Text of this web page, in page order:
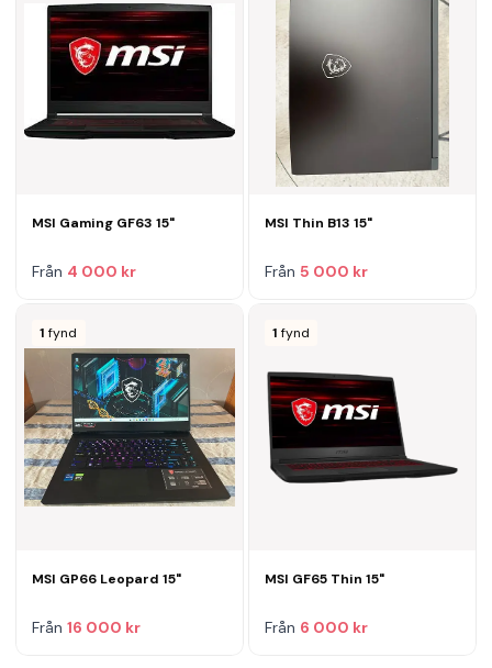
MSI Gaming GF63 15"
Från 4 000 kr
MSI Thin B13 15"
Från 5 000 kr
1 fynd
MSI GP66 Leopard 15"
Från 16 000 kr
1 fynd
MSI GF65 Thin 15"
Från 6 000 kr